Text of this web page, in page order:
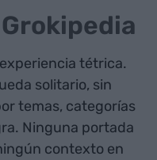
tétrica.
solitario, sin
temas, categorías
Ninguna portada
contexto en